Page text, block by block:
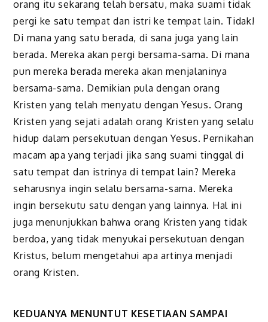
orang itu sekarang telah bersatu, maka suami tidak
pergi ke satu tempat dan istri ke tempat lain. Tidak!
Di mana yang satu berada, di sana juga yang lain
berada. Mereka akan pergi bersama-sama. Di mana
pun mereka berada mereka akan menjalaninya
bersama-sama. Demikian pula dengan orang
Kristen yang telah menyatu dengan Yesus. Orang
Kristen yang sejati adalah orang Kristen yang selalu
hidup dalam persekutuan dengan Yesus. Pernikahan
macam apa yang terjadi jika sang suami tinggal di
satu tempat dan istrinya di tempat lain? Mereka
seharusnya ingin selalu bersama-sama. Mereka
ingin bersekutu satu dengan yang lainnya. Hal ini
juga menunjukkan bahwa orang Kristen yang tidak
berdoa, yang tidak menyukai persekutuan dengan
Kristus, belum mengetahui apa artinya menjadi
orang Kristen.
KEDUANYA MENUNTUT KESETIAAN SAMPAI